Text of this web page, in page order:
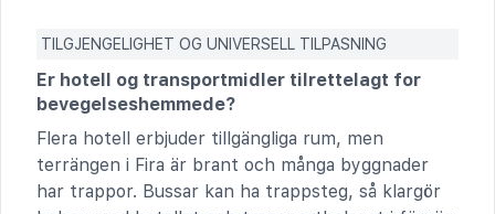
TILGJENGELIGHET OG UNIVERSELL TILPASNING
Er hotell og transportmidler tilrettelagt for
bevegelseshemmede?
Flera hotell erbjuder tillgängliga rum, men
terrängen i Fira är brant och många byggnader
har trappor. Bussar kan ha trappsteg, så klargör